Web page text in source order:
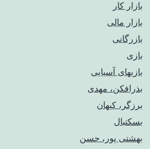
بازار کار
بازار مالی
بازرگانی
بازی
بازیهای آسیایی
بذرافکن، مهدی
برزگر، کیهان
بسکتبال
بهشتی پور، حسن